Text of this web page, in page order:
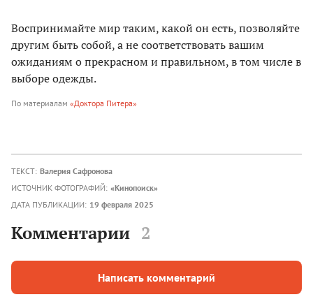
Воспринимайте мир таким, какой он есть, позволяйте
другим быть собой, а не соответствовать вашим
ожиданиям о прекрасном и правильном, в том числе в
выборе одежды.
По материалам «Доктора Питера»
ТЕКСТ: Валерия Сафронова
ИСТОЧНИК ФОТОГРАФИЙ: «Кинопоиск»
ДАТА ПУБЛИКАЦИИ: 19 февраля 2025
Комментарии 2
Написать комментарий